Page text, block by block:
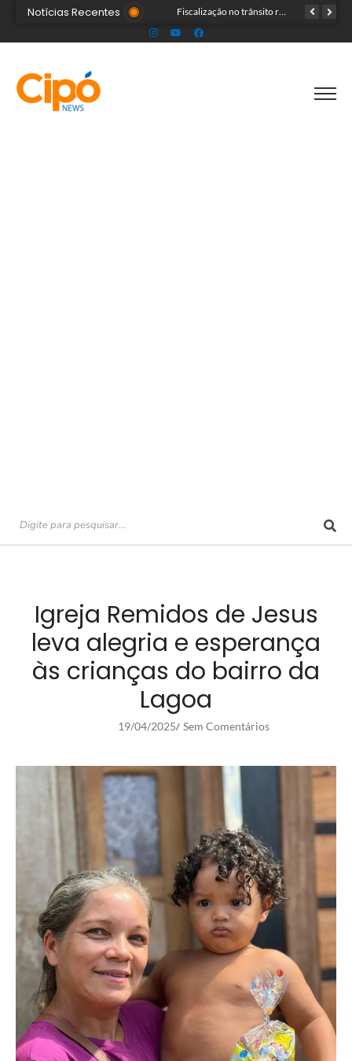
Notícias Recentes TRAGÉDIA: helicóptero cai e mata quatro pessoas; vítimas eram turistas
Igreja Remidos de Jesus
leva alegria e esperança
às crianças do bairro da
Lagoa
19/04/2025/ Sem Comentários